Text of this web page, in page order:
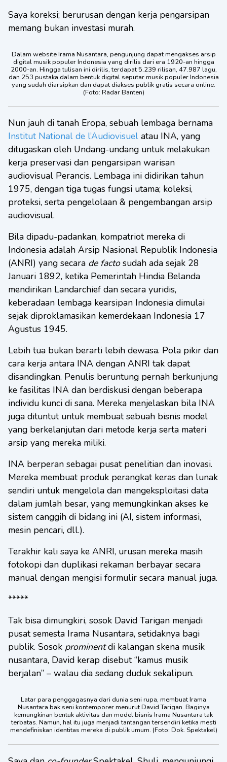
Saya koreksi; berurusan dengan kerja pengarsipan
memang bukan investasi murah.
Dalam website Irama Nusantara, pengunjung dapat mengakses arsip
digital musik populer Indonesia yang dirilis dari era 1920-an hingga
2000-an. Hingga tulisan ini dirilis, terdapat 5.239 rilisan, 47.987 lagu,
dan 253 pustaka dalam bentuk digital seputar musik populer Indonesia
yang sudah diarsipkan dan dapat diakses publik gratis secara online.
(Foto: Radar Banten)
Nun jauh di tanah Eropa, sebuah lembaga bernama
Institut National de l’Audiovisuel atau INA, yang
ditugaskan oleh Undang-undang untuk melakukan
kerja preservasi dan pengarsipan warisan
audiovisual Perancis. Lembaga ini didirikan tahun
1975, dengan tiga tugas fungsi utama; koleksi,
proteksi, serta pengelolaan & pengembangan arsip
audiovisual.
Bila dipadu-padankan, kompatriot mereka di
Indonesia adalah Arsip Nasional Republik Indonesia
(ANRI) yang secara de factosudah ada sejak 28
Januari 1892, ketika Pemerintah Hindia Belanda
mendirikan Landarchief dan secara yuridis,
keberadaan lembaga kearsipan Indonesia dimulai
sejak diproklamasikan kemerdekaan Indonesia 17
Agustus 1945.
Lebih tua bukan berarti lebih dewasa. Pola pikir dan
cara kerja antara INA dengan ANRI tak dapat
disandingkan. Penulis beruntung pernah berkunjung
ke fasilitas INA dan berdiskusi dengan beberapa
individu kunci di sana. Mereka menjelaskan bila INA
juga dituntut untuk membuat sebuah bisnis model
yang berkelanjutan dari metode kerja serta materi
arsip yang mereka miliki.
INA berperan sebagai pusat penelitian dan inovasi.
Mereka membuat produk perangkat keras dan lunak
sendiri untuk mengelola dan mengeksploitasi data
dalam jumlah besar, yang memungkinkan akses ke
sistem canggih di bidang ini (AI, sistem informasi,
mesin pencari, dll.).
Terakhir kali saya ke ANRI, urusan mereka masih
fotokopi dan duplikasi rekaman berbayar secara
manual dengan mengisi formulir secara manual juga.
*****
Tak bisa dimungkiri, sosok David Tarigan menjadi
pusat semesta Irama Nusantara, setidaknya bagi
publik. Sosok prominentdi kalangan skena musik
nusantara, David kerap disebut “kamus musik
berjalan” – walau dia sedang duduk sekalipun.
Latar para penggagasnya dari dunia seni rupa, membuat Irama
Nusantara bak seni kontemporer menurut David Tarigan. Baginya
kemungkinan bentuk aktivitas dan model bisnis Irama Nusantara tak
terbatas. Namun, hal itu juga menjadi tantangan tersendiri ketika mesti
mendefiniskan identitas mereka di publik umum. (Foto: Dok. Spektakel)